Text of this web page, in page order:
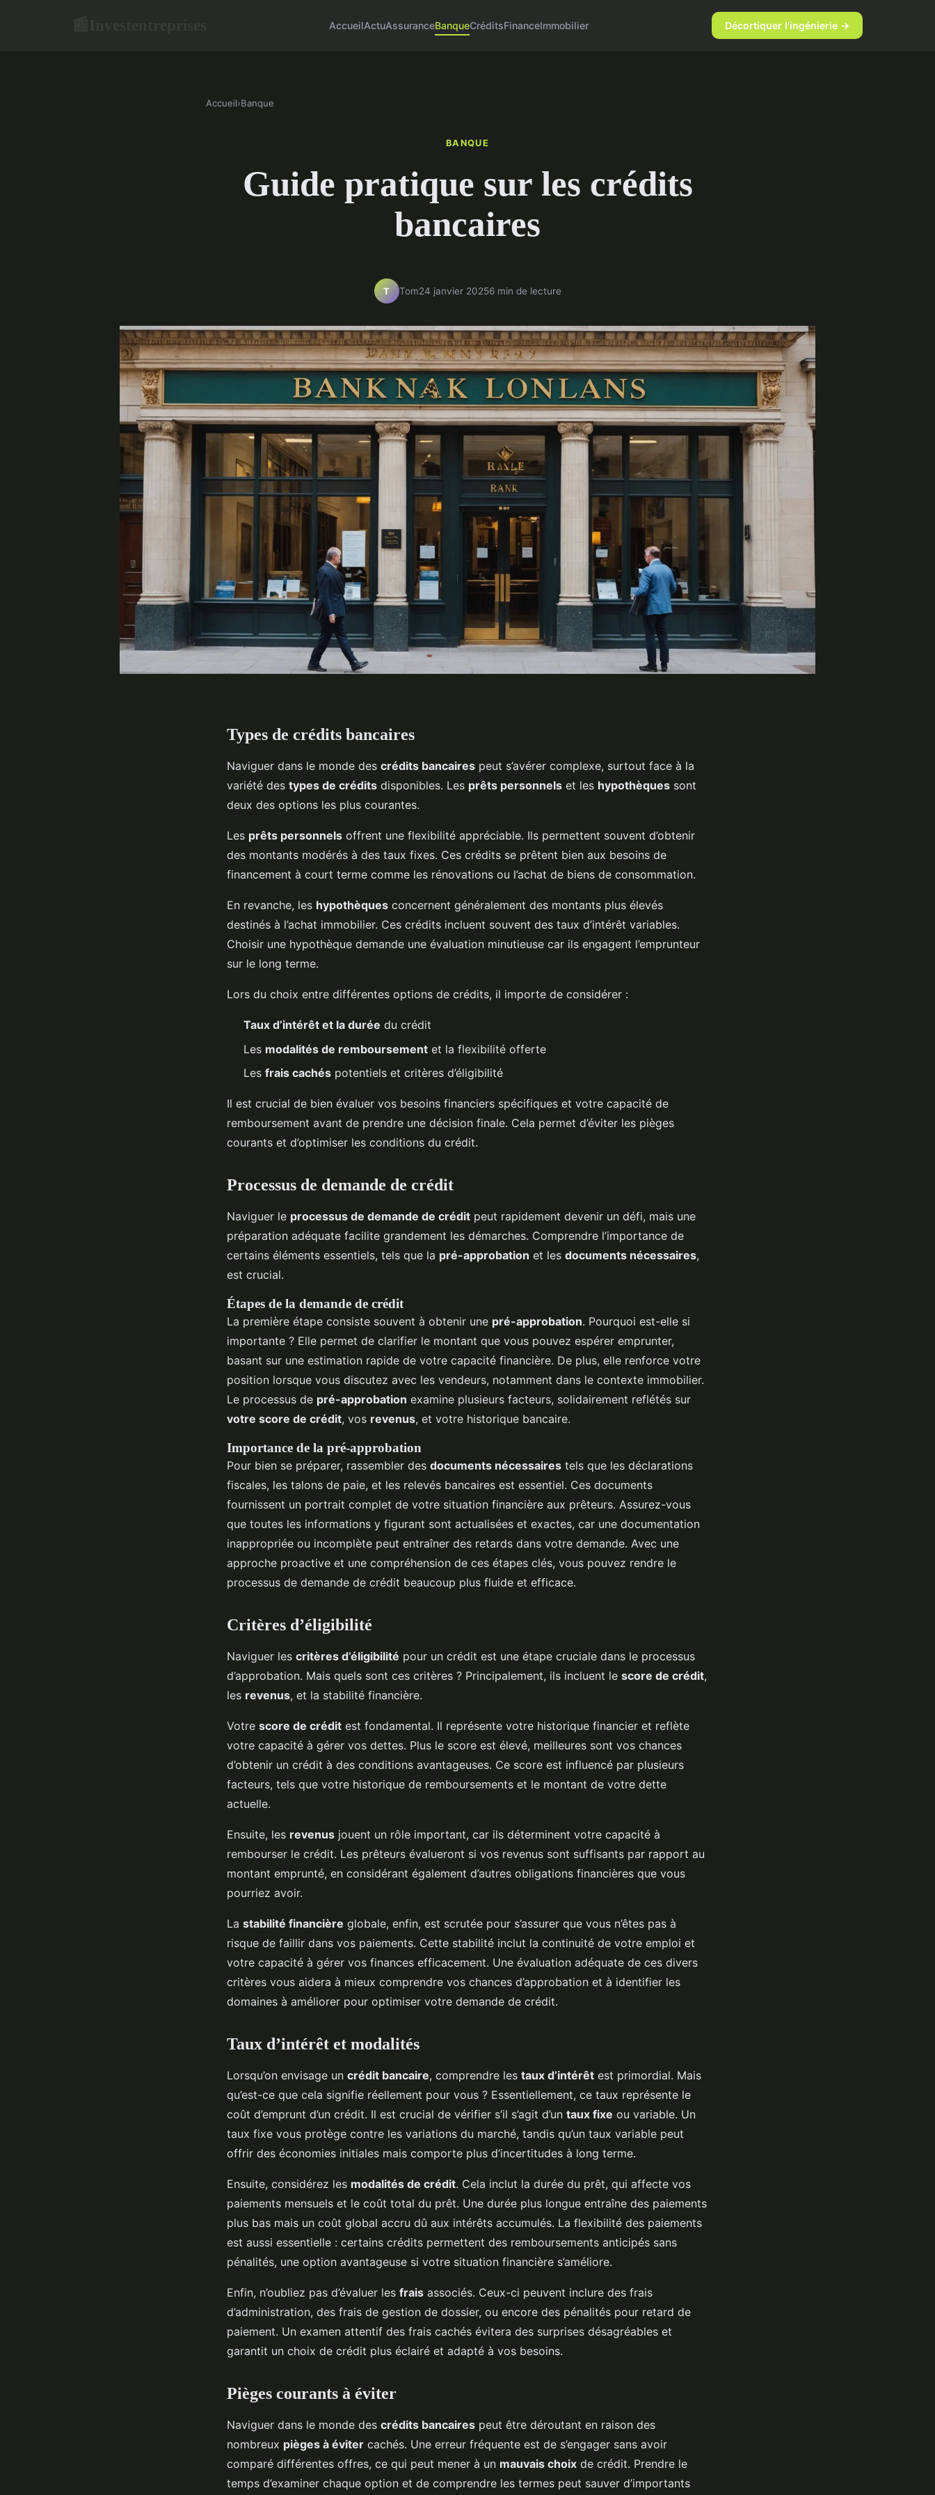
AccueilActuAssuranceBanqueCréditsFinanceImmobilier Décortiquer l'ingénierie →
Accueil›Banque
BANQUE
Guide pratique sur les crédits
bancaires
T Tom24 janvier 20256 min de lecture
Types de crédits bancaires
Naviguer dans le monde des crédits bancaires peut s’avérer complexe, surtout face à la
variété des types de crédits disponibles. Les prêts personnels et les hypothèques sont
deux des options les plus courantes.
Les prêts personnels offrent une flexibilité appréciable. Ils permettent souvent d’obtenir
des montants modérés à des taux fixes. Ces crédits se prêtent bien aux besoins de
financement à court terme comme les rénovations ou l’achat de biens de consommation.
En revanche, les hypothèques concernent généralement des montants plus élevés
destinés à l’achat immobilier. Ces crédits incluent souvent des taux d’intérêt variables.
Choisir une hypothèque demande une évaluation minutieuse car ils engagent l’emprunteur
sur le long terme.
Lors du choix entre différentes options de crédits, il importe de considérer :
Taux d’intérêt et la durée du crédit
Les modalités de remboursement et la flexibilité offerte
Les frais cachés potentiels et critères d’éligibilité
Il est crucial de bien évaluer vos besoins financiers spécifiques et votre capacité de
remboursement avant de prendre une décision finale. Cela permet d’éviter les pièges
courants et d’optimiser les conditions du crédit.
Processus de demande de crédit
Naviguer le processus de demande de crédit peut rapidement devenir un défi, mais une
préparation adéquate facilite grandement les démarches. Comprendre l’importance de
certains éléments essentiels, tels que la pré-approbation et les documents nécessaires,
est crucial.
Étapes de la demande de crédit
La première étape consiste souvent à obtenir une pré-approbation. Pourquoi est-elle si
importante ? Elle permet de clarifier le montant que vous pouvez espérer emprunter,
basant sur une estimation rapide de votre capacité financière. De plus, elle renforce votre
position lorsque vous discutez avec les vendeurs, notamment dans le contexte immobilier.
Le processus de pré-approbation examine plusieurs facteurs, solidairement reflétés sur
votre score de crédit, vos revenus, et votre historique bancaire.
Importance de la pré-approbation
Pour bien se préparer, rassembler des documents nécessaires tels que les déclarations
fiscales, les talons de paie, et les relevés bancaires est essentiel. Ces documents
fournissent un portrait complet de votre situation financière aux prêteurs. Assurez-vous
que toutes les informations y figurant sont actualisées et exactes, car une documentation
inappropriée ou incomplète peut entraîner des retards dans votre demande. Avec une
approche proactive et une compréhension de ces étapes clés, vous pouvez rendre le
processus de demande de crédit beaucoup plus fluide et efficace.
Critères d’éligibilité
Naviguer les critères d’éligibilité pour un crédit est une étape cruciale dans le processus
d’approbation. Mais quels sont ces critères ? Principalement, ils incluent le score de crédit,
les revenus, et la stabilité financière.
Votre score de crédit est fondamental. Il représente votre historique financier et reflète
votre capacité à gérer vos dettes. Plus le score est élevé, meilleures sont vos chances
d’obtenir un crédit à des conditions avantageuses. Ce score est influencé par plusieurs
facteurs, tels que votre historique de remboursements et le montant de votre dette
actuelle.
Ensuite, les revenus jouent un rôle important, car ils déterminent votre capacité à
rembourser le crédit. Les prêteurs évalueront si vos revenus sont suffisants par rapport au
montant emprunté, en considérant également d’autres obligations financières que vous
pourriez avoir.
La stabilité financière globale, enfin, est scrutée pour s’assurer que vous n’êtes pas à
risque de faillir dans vos paiements. Cette stabilité inclut la continuité de votre emploi et
votre capacité à gérer vos finances efficacement. Une évaluation adéquate de ces divers
critères vous aidera à mieux comprendre vos chances d’approbation et à identifier les
domaines à améliorer pour optimiser votre demande de crédit.
Taux d’intérêt et modalités
Lorsqu’on envisage un crédit bancaire, comprendre les taux d’intérêt est primordial. Mais
qu’est-ce que cela signifie réellement pour vous ? Essentiellement, ce taux représente le
coût d’emprunt d’un crédit. Il est crucial de vérifier s’il s’agit d’un taux fixe ou variable. Un
taux fixe vous protège contre les variations du marché, tandis qu’un taux variable peut
offrir des économies initiales mais comporte plus d’incertitudes à long terme.
Ensuite, considérez les modalités de crédit. Cela inclut la durée du prêt, qui affecte vos
paiements mensuels et le coût total du prêt. Une durée plus longue entraîne des paiements
plus bas mais un coût global accru dû aux intérêts accumulés. La flexibilité des paiements
est aussi essentielle : certains crédits permettent des remboursements anticipés sans
pénalités, une option avantageuse si votre situation financière s’améliore.
Enfin, n’oubliez pas d’évaluer les frais associés. Ceux-ci peuvent inclure des frais
d’administration, des frais de gestion de dossier, ou encore des pénalités pour retard de
paiement. Un examen attentif des frais cachés évitera des surprises désagréables et
garantit un choix de crédit plus éclairé et adapté à vos besoins.
Pièges courants à éviter
Naviguer dans le monde des crédits bancaires peut être déroutant en raison des
nombreux pièges à éviter cachés. Une erreur fréquente est de s’engager sans avoir
comparé différentes offres, ce qui peut mener à un mauvais choix de crédit. Prendre le
temps d’examiner chaque option et de comprendre les termes peut sauver d’importants